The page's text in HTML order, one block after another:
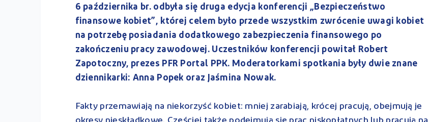
6 października br. odbyła się druga edycja konferencji „Bezpieczeństwo
finansowe kobiet”, której celem było przede wszystkim zwrócenie uwagi kobiet
na potrzebę posiadania dodatkowego zabezpieczenia finansowego po
zakończeniu pracy zawodowej. Uczestników konferencji powitał Robert
Zapotoczny, prezes PFR Portal PPK. Moderatorkami spotkania były dwie znane
dziennikarki: Anna Popek oraz Jaśmina Nowak.
Fakty przemawiają na niekorzyść kobiet: mniej zarabiają, krócej pracują, obejmują je